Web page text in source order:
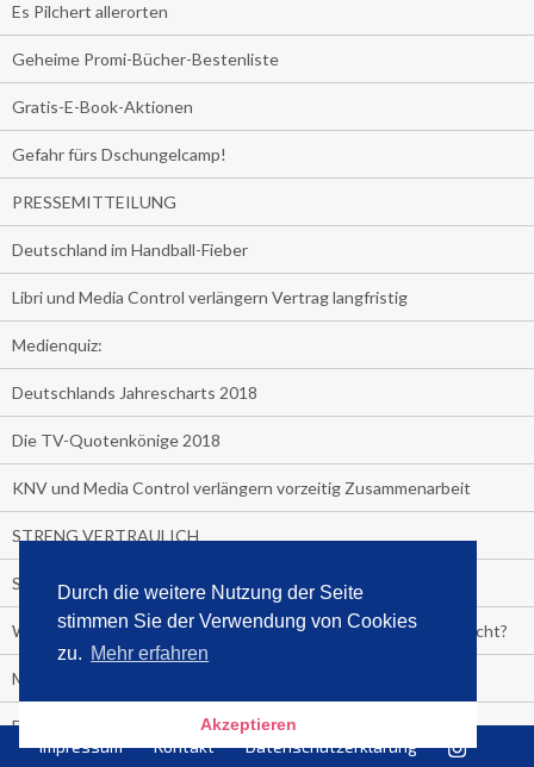
Durch die weitere Nutzung der Seite
stimmen Sie der Verwendung von Cookies
zu. Mehr erfahren
Akzeptieren
Es Pilchert allerorten
Geheime Promi-Bücher-Bestenliste
Gratis-E-Book-Aktionen
Gefahr fürs Dschungelcamp!
PRESSEMITTEILUNG
Deutschland im Handball-Fieber
Libri und Media Control verlängern Vertrag langfristig
Medienquiz:
Deutschlands Jahrescharts 2018
Die TV-Quotenkönige 2018
KNV und Media Control verlängern vorzeitig Zusammenarbeit
STRENG VERTRAULICH
Streaming verändert TV?
Welcher TV-Sender hat seine Marktanteile seit 2013 vervierfacht?
Michelle for President!
Das gruseligste Buch aller Zeiten
Impressum Kontakt Datenschutzerklärung